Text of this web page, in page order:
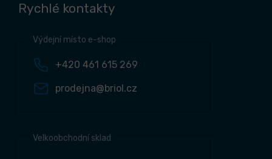
Rychlé kontakty
Výdejní místo e-shop
+420 461 615 269
prodejna@briol.cz
Velkoobchodní sklad